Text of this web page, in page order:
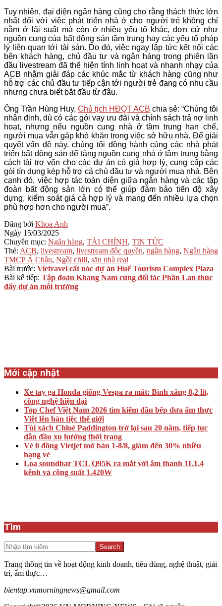
Tuy nhiên, đại diện ngân hàng cũng cho rằng thách thức lớn
nhất đối với việc phát triển nhà ở cho người trẻ không chỉ
nằm ở lãi suất mà còn ở nhiều yếu tố khác, đơn cử như
nguồn cung của bất động sản tầm trung hay các yếu tố pháp
lý liên quan tới tài sản. Do đó, việc ngay lập tức kết nối các
bên khách hàng, chủ đầu tư và ngân hàng trong phiên lần
đầu livestream đã thể hiện tính linh hoạt và nhanh nhạy của
ACB nhằm giải đáp các khúc mắc từ khách hàng cũng như
hỗ trợ các chủ đầu tư tiếp cận tới người trẻ đang có nhu cầu
nhưng chưa biết bắt đầu từ đâu.
Ông Trần Hùng Huy, Chủ tịch HĐQT ACB chia sẻ: “Chúng tôi
nhận định, dù có các gói vay ưu đãi và chính sách trả nợ linh
hoạt, nhưng nếu nguồn cung nhà ở tầm trung hạn chế,
người mua vẫn gặp khó khăn trong việc sở hữu nhà. Để giải
quyết vấn đề này, chúng tôi đồng hành cùng các nhà phát
triển bất động sản để tăng nguồn cung nhà ở tầm trung bằng
cách tài trợ vốn cho các dự án có giá hợp lý, cung cấp các
gói tín dụng kép hỗ trợ cả chủ đầu tư và người mua nhà. Bên
cạnh đó, việc hợp tác toàn diện giữa ngân hàng và các tập
đoàn bất động sản lớn có thể giúp đảm bảo tiến độ xây
dựng, kiểm soát giá cả hợp lý và mang đến nhiều lựa chọn
phù hợp hơn cho người mua”.
2025-
03-
15
Đăng bởi Khoa Anh
Ngày 15/03/2025
Chuyên mục: Ngân hàng, TÀI CHÍNH, TIN TỨC
Thẻ: ACB, livestream, livestream độc quyền, ngân hàng, Ngân hàng
TMCP Á Châu, Ngồi chill, săn nhà real
Bài trước: Vietravel cất nóc dự án Huế Tourism Complex Plaza
Bài kế tiếp: Tập đoàn Khang Nam cùng đối tác Phần Lan thúc
đẩy dự án môi trường
Mới cập nhật
Xe tay ga Honda giống Vespa ra mắt: Bình xăng 8,2 lít,
công nghệ hiện đại
Top Chef Việt Nam 2026 tìm kiếm đầu bếp đưa ẩm thực
Việt lên bàn tiệc thế giới
Túi xách Chloé Paddington trở lại sau 20 năm, tiếp tục
dẫn đầu xu hướng thời trang
Vé 0 đồng Vietjet mở bán 1-8/8, giảm đến 30% nhiều
hạng vé
Loa soundbar TCL Q95K ra mắt với âm thanh 11.1.4
kênh và công suất 1.420W
Tìm
Search
Trang thông tin về hoạt động kinh doanh, tiêu dùng, nghệ thuật, giải
trí, ẩm thực…
bientap.vnmorningnews@gmail.com